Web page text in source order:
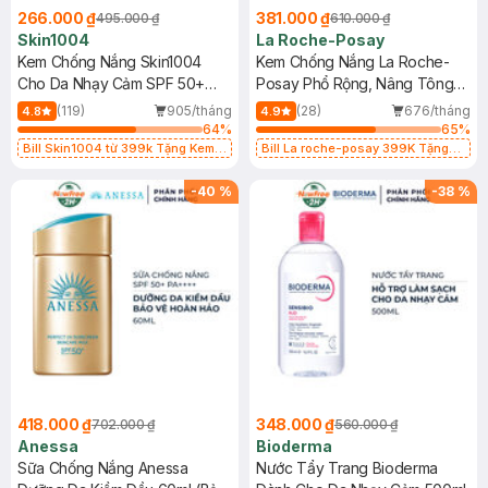
266.000 ₫495.000 ₫
Skin1004
Kem Chống Nắng Skin1004
Cho Da Nhạy Cảm SPF 50+
50ml
4.8 (119)
905/tháng
64%
Bill Skin1004 từ 399k Tặng Kem
SPF 50+ 20ml (SL Có Hạn)
381.000 ₫610.000 ₫
La Roche-Posay
Kem Chống Nắng La Roche-
Posay Phổ Rộng, Nâng Tông
Kiềm Dầu 50ml
4.9 (28)
676/tháng
65%
Bill La roche-posay 399K Tặng
(SL có hạn)
-40 %
418.000 ₫702.000 ₫
Anessa
Sữa Chống Nắng Anessa
-38 %
348.000 ₫560.000 ₫
Bioderma
Nước Tẩy Trang Bioderma